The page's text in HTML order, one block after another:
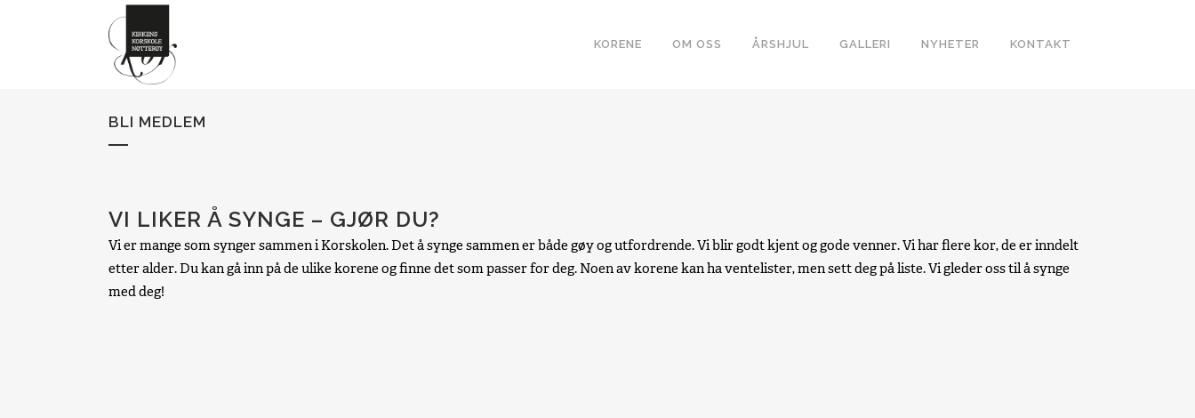
KORENE OM OSS ÅRSHJUL GALLERI NYHETER KONTAKT
BLI MEDLEM
VI LIKER Å SYNGE – GJØR DU?
Vi er mange som synger sammen i Korskolen. Det å synge sammen er både gøy og utfordrende. Vi blir godt kjent og gode venner. Vi har flere kor, de er inndelt
etter alder. Du kan gå inn på de ulike korene og finne det som passer for deg. Noen av korene kan ha ventelister, men sett deg på liste. Vi gleder oss til å synge
med deg!